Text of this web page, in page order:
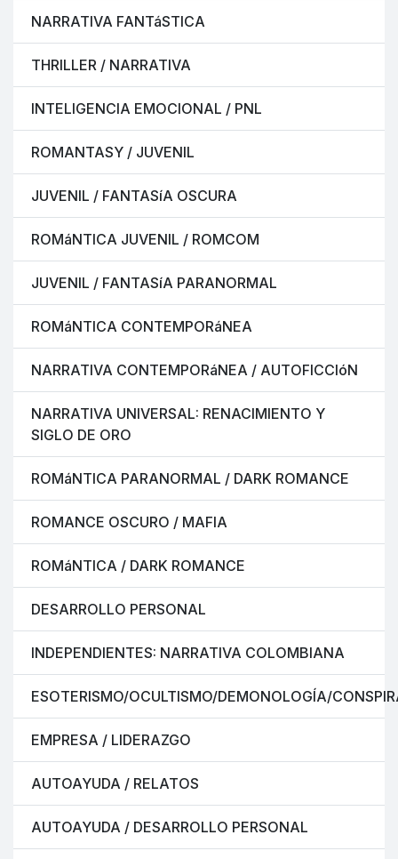
NARRATIVA FANTáSTICA
THRILLER / NARRATIVA
INTELIGENCIA EMOCIONAL / PNL
ROMANTASY / JUVENIL
JUVENIL / FANTASíA OSCURA
ROMáNTICA JUVENIL / ROMCOM
JUVENIL / FANTASíA PARANORMAL
ROMáNTICA CONTEMPORáNEA
NARRATIVA CONTEMPORáNEA / AUTOFICCIóN
NARRATIVA UNIVERSAL: RENACIMIENTO Y
SIGLO DE ORO
ROMáNTICA PARANORMAL / DARK ROMANCE
ROMANCE OSCURO / MAFIA
ROMáNTICA / DARK ROMANCE
DESARROLLO PERSONAL
INDEPENDIENTES: NARRATIVA COLOMBIANA
ESOTERISMO/OCULTISMO/DEMONOLOGÍA/
EMPRESA / LIDERAZGO
AUTOAYUDA / RELATOS
AUTOAYUDA / DESARROLLO PERSONAL